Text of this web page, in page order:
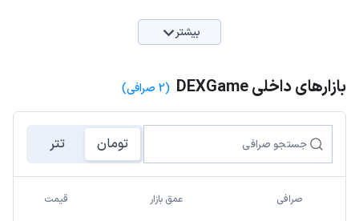
بیشتر
بازارهای داخلی DEXGame (2 صرافی)
تومان تتر
صرافی عمق بازار قیمت